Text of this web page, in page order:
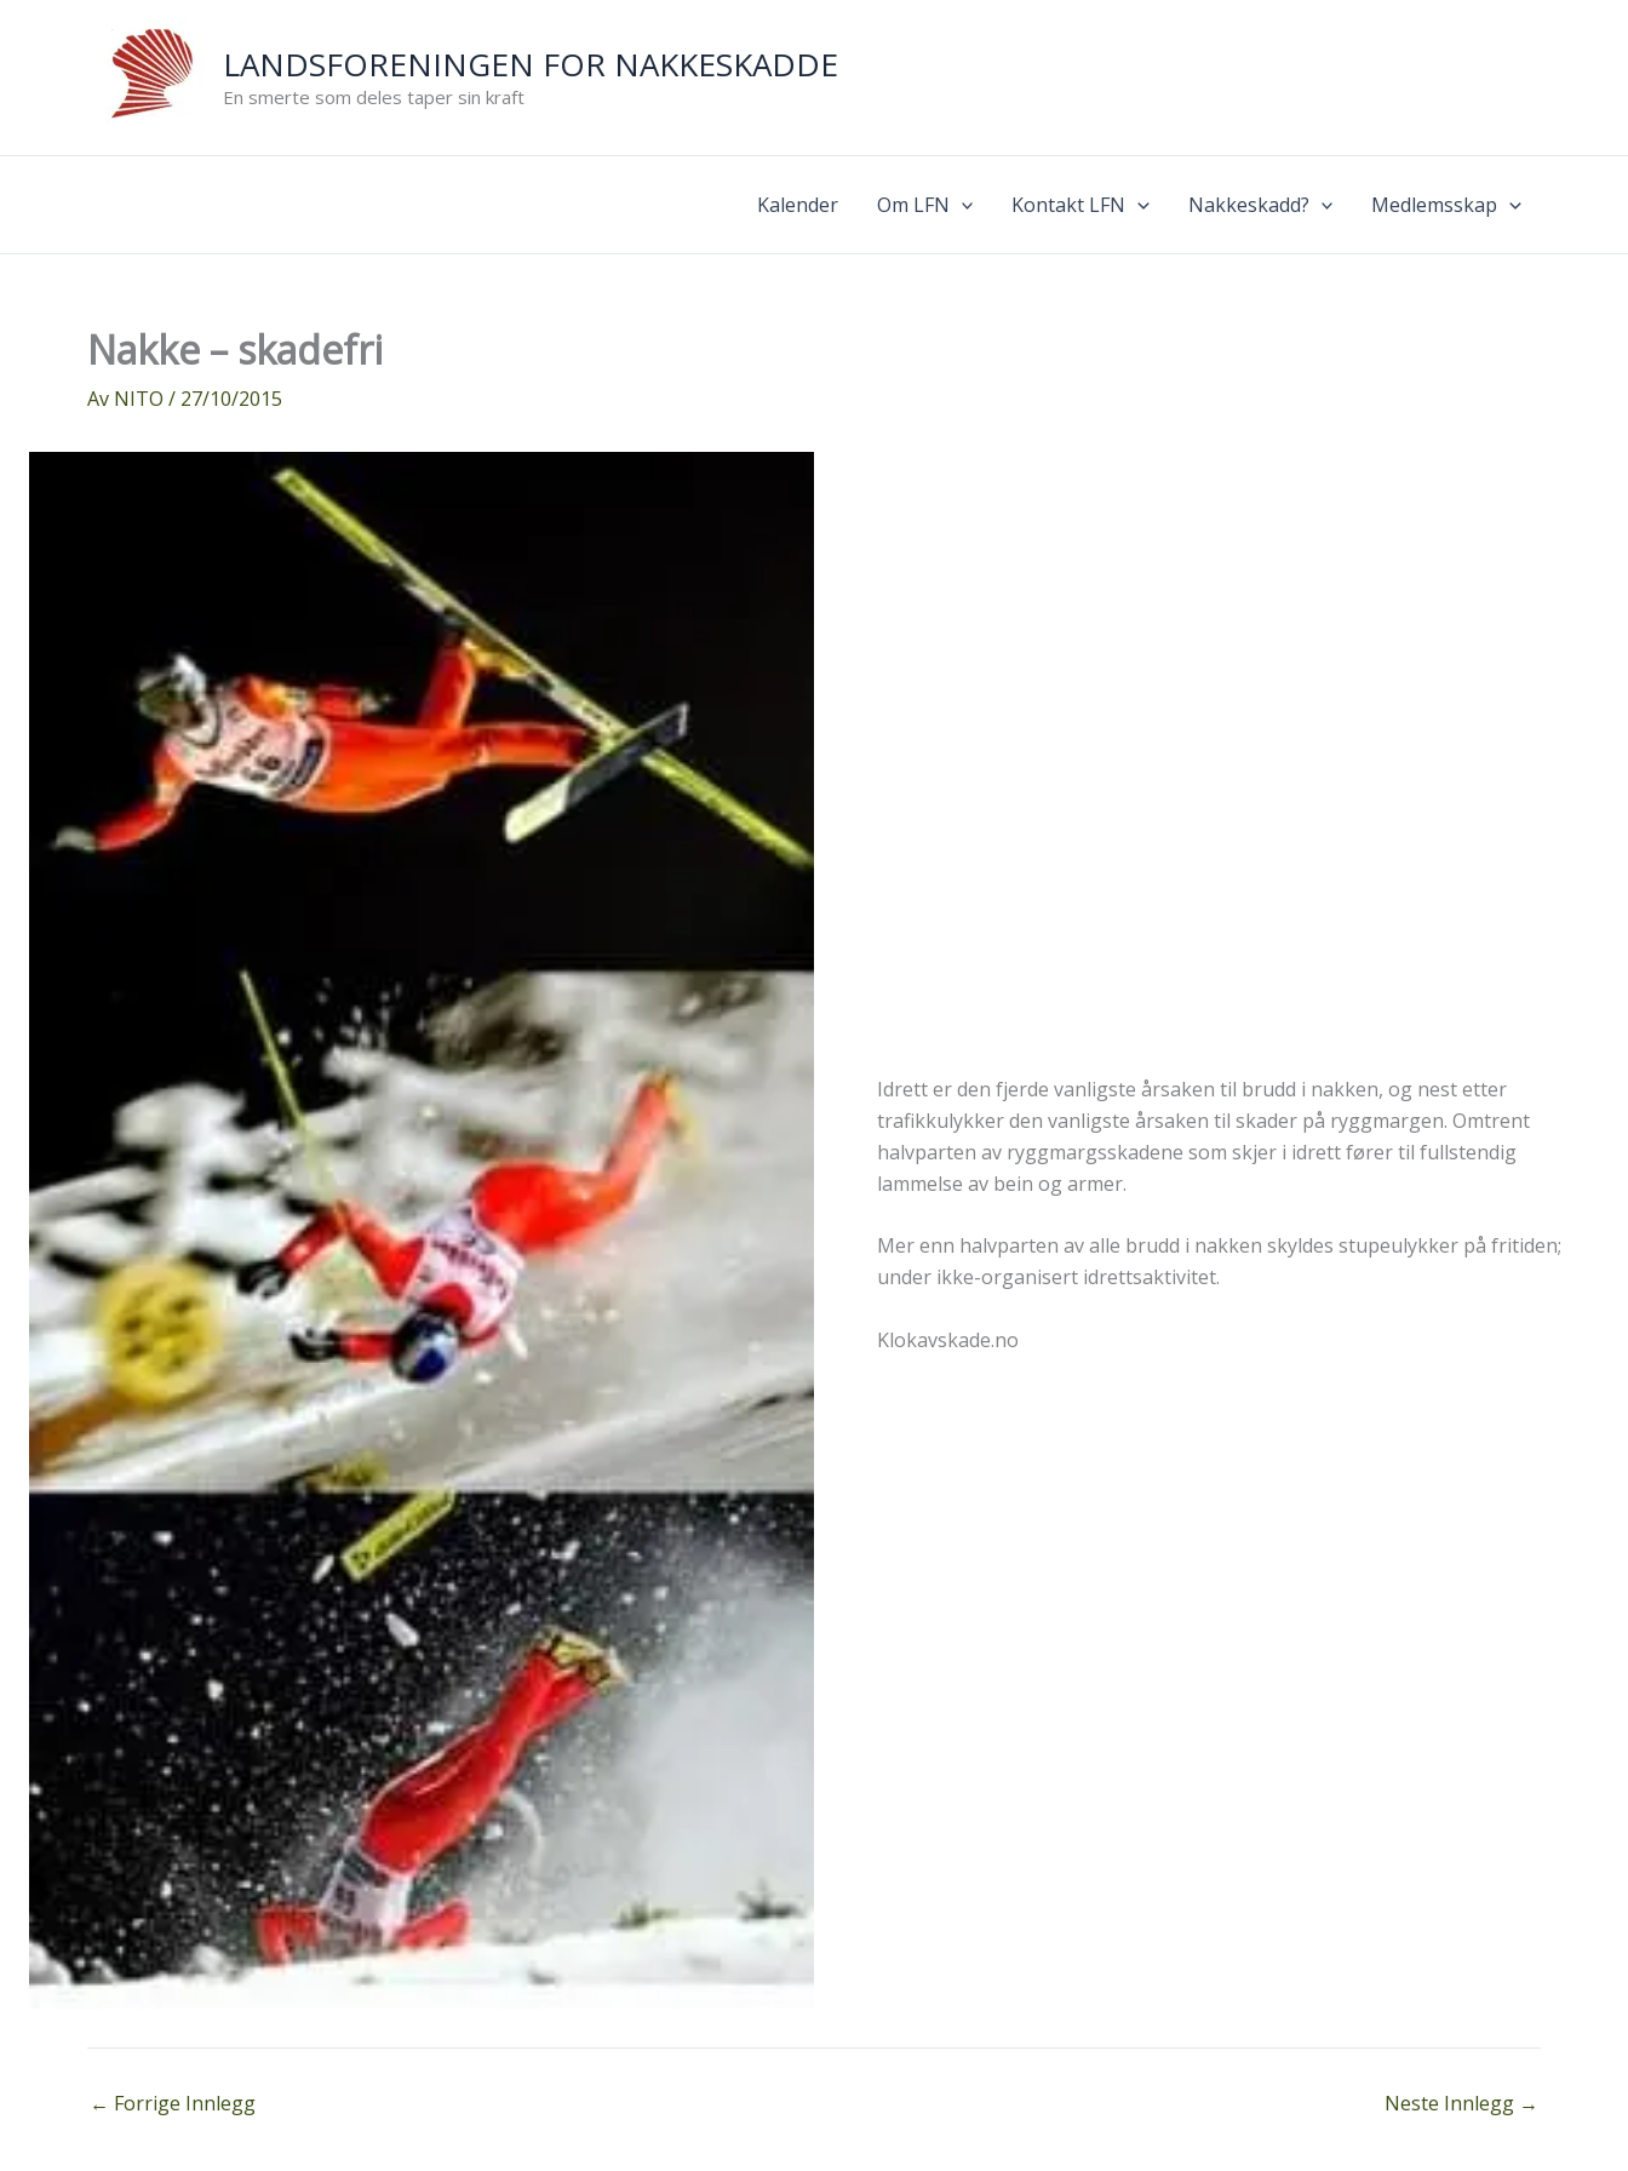
LANDSFORENINGEN FOR NAKKESKADDE
En smerte som deles taper sin kraft
Kalender Om LFN Kontakt LFN Nakkeskadd? Medlemsskap
Nakke – skadefri
Av NITO / 27/10/2015
Idrett er den fjerde vanligste årsaken til brudd i nakken, og nest etter
trafikkulykker den vanligste årsaken til skader på ryggmargen. Omtrent
halvparten av ryggmargsskadene som skjer i idrett fører til fullstendig
lammelse av bein og armer.
Mer enn halvparten av alle brudd i nakken skyldes stupeulykker på fritiden;
under ikke-organisert idrettsaktivitet.
Klokavskade.no
← Forrige Innlegg Neste Innlegg →